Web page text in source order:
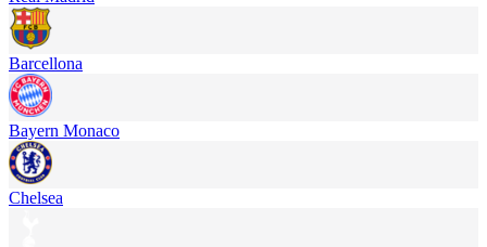
Barcellona
Bayern Monaco
Chelsea